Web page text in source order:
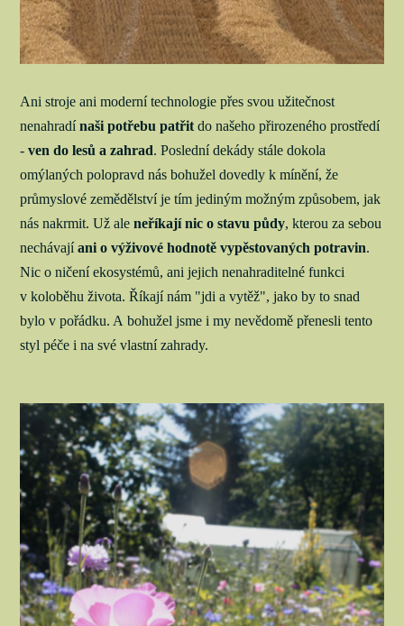
Ani stroje ani moderní technologie přes svou užitečnost
nenahradínaši potřebu patřitdo našeho přirozeného prostředí
-ven do lesů a zahrad. Poslední dekády stále dokola
omýlaných polopravd nás bohužel dovedly k mínění, že
průmyslové zemědělství je tím jediným možným způsobem, jak
nás nakrmit. Už aleneříkají nic o stavu půdy, kterou za sebou
nechávajíani o výživové hodnotě vypěstovaných potravin.
Nic o ničení ekosystémů, ani jejich nenahraditelné funkci
v koloběhu života. Říkají nám "jdi a vytěž", jako by to snad
bylo v pořádku. A bohužel jsme i my nevědomě přenesli tento
styl péče i na své vlastní zahrady.